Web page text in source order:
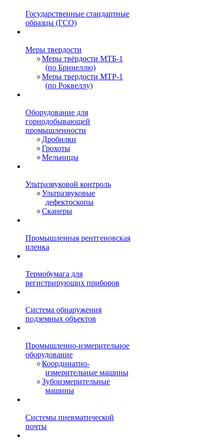
Государственные стандартные
образцы (ГСО)
Меры твердости
Меры твёрдости МТБ-1
(по Бринеллю)
Меры твердости МТР-1
(по Роквеллу)
Оборудование для
горнодобывающей
промышленности
Дробилки
Грохоты
Мельницы
Ультразвуковой контроль
Ультразвуковые
дефектоскопы
Сканеры
Промышленная рентгеновская
пленка
Термобумага для
регистрирующих приборов
Система обнаружения
подземных объектов
Промышленно-измерительное
оборудование
Координатно-
измерительные машины
Зубоизмерительные
машины
Системы пневматической
почты